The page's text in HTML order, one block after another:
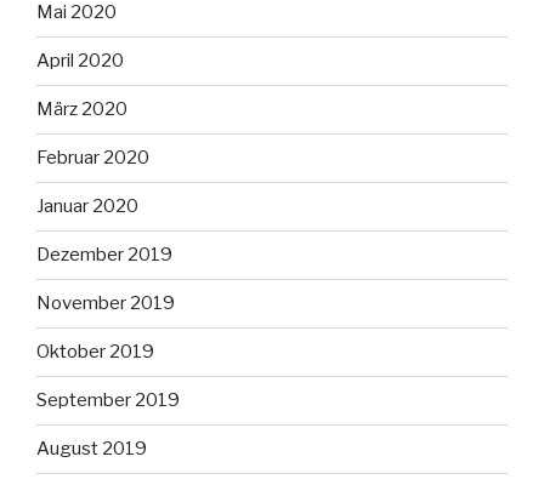
Mai 2020
April 2020
März 2020
Februar 2020
Januar 2020
Dezember 2019
November 2019
Oktober 2019
September 2019
August 2019